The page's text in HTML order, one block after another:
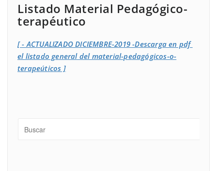
Listado Material Pedagógico-
terapéutico
[ - ACTUALIZADO DICIEMBRE-2019 -Descarga en pdf
el listado general del material-pedagógicos-o-
terapeúticos ]